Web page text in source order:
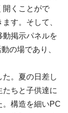
開くことがで
す。そして、
動掲示パネルを
の場であり、
。夏の日差し
ちと子供達に
。構造を細いPC